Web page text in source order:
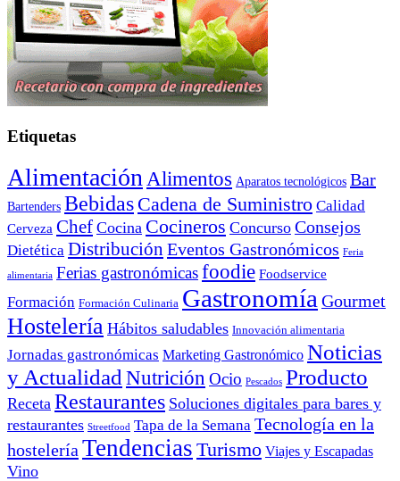
Etiquetas
Alimentación Alimentos Aparatos tecnológicos Bar
Bartenders Bebidas Cadena de Suministro Calidad
Cerveza Chef Cocina Cocineros Concurso Consejos
Dietética Distribución Eventos Gastronómicos Feria
alimentaria Ferias gastronómicasfoodie Foodservice
Formación Formación Culinaria Gastronomía Gourmet
Hostelería Hábitos saludables Innovación alimentaria
Jornadas gastronómicas Marketing Gastronómico Noticias
y Actualidad Nutrición Ocio Pescados Producto
Receta Restaurantes Soluciones digitales para bares y
restaurantes Streetfood Tapa de la Semana Tecnología en la
hostelería Tendencias Turismo Viajes y Escapadas
Vino